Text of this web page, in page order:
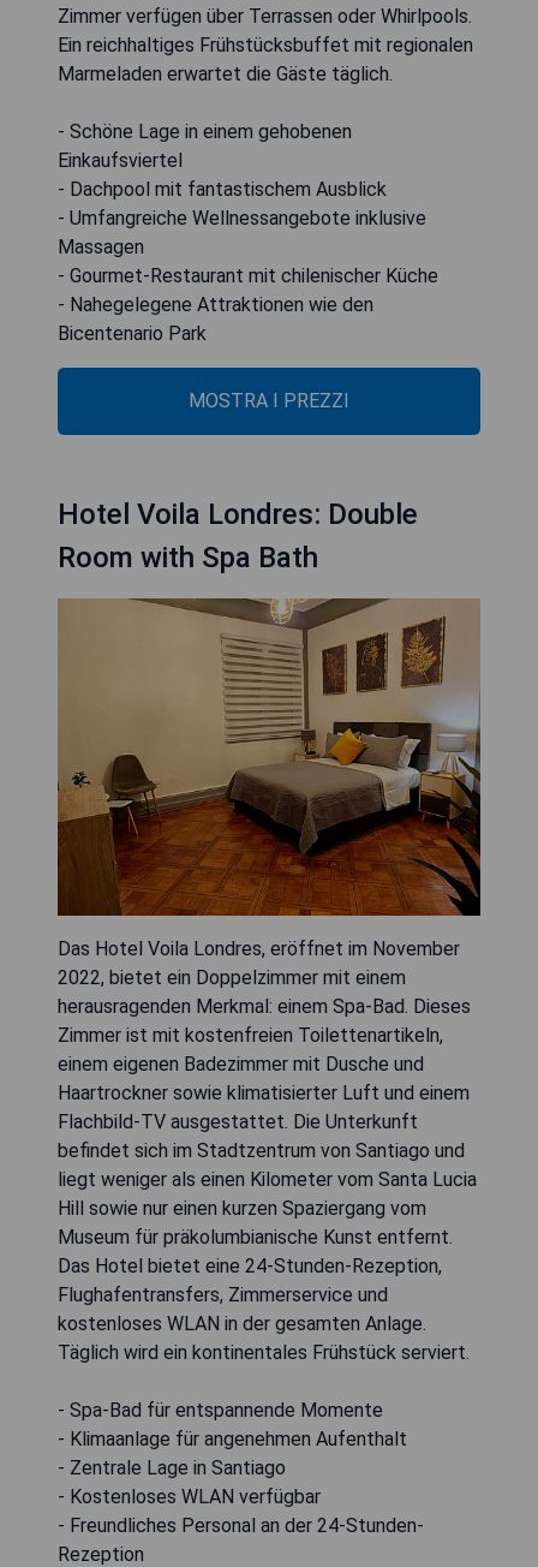
Zimmer verfügen über Terrassen oder Whirlpools.
Ein reichhaltiges Frühstücksbuffet mit regionalen
Marmeladen erwartet die Gäste täglich.
- Schöne Lage in einem gehobenen
Einkaufsviertel
- Dachpool mit fantastischem Ausblick
- Umfangreiche Wellnessangebote inklusive
Massagen
- Gourmet-Restaurant mit chilenischer Küche
- Nahegelegene Attraktionen wie den
Bicentenario Park
MOSTRA I PREZZI
Hotel Voila Londres: Double
Room with Spa Bath
Das Hotel Voila Londres, eröffnet im November
2022, bietet ein Doppelzimmer mit einem
herausragenden Merkmal: einem Spa-Bad. Dieses
Zimmer ist mit kostenfreien Toilettenartikeln,
einem eigenen Badezimmer mit Dusche und
Haartrockner sowie klimatisierter Luft und einem
Flachbild-TV ausgestattet. Die Unterkunft
befindet sich im Stadtzentrum von Santiago und
liegt weniger als einen Kilometer vom Santa Lucia
Hill sowie nur einen kurzen Spaziergang vom
Museum für präkolumbianische Kunst entfernt.
Das Hotel bietet eine 24-Stunden-Rezeption,
Flughafentransfers, Zimmerservice und
kostenloses WLAN in der gesamten Anlage.
Täglich wird ein kontinentales Frühstück serviert.
- Spa-Bad für entspannende Momente
- Klimaanlage für angenehmen Aufenthalt
- Zentrale Lage in Santiago
- Kostenloses WLAN verfügbar
- Freundliches Personal an der 24-Stunden-
Rezeption